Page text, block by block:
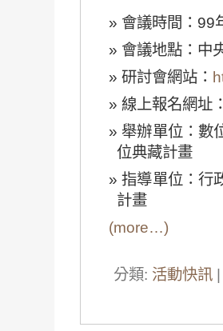
會議時間：99
會議地點：中
研討會網站：
線上報名網址
舉辦單位：數
位典藏計畫
指導單位：行
計畫
(more…)
分類: 活動快訊